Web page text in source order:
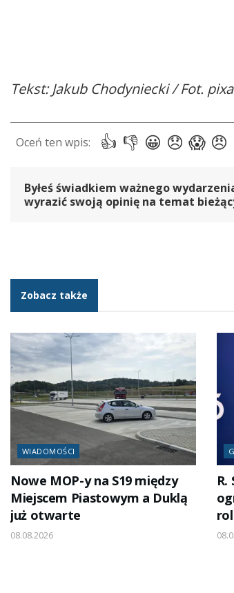
Tekst: Jakub Chodyniecki / Fot.
Byłeś świadkiem ważnego
wyrazić swoją opinię na temat
Zobacz także
WIADOMOŚCI
Nowe MOP-y na S19 między
Miejscem Piastowym a Duklą
już otwarte
08.08.2026
R.